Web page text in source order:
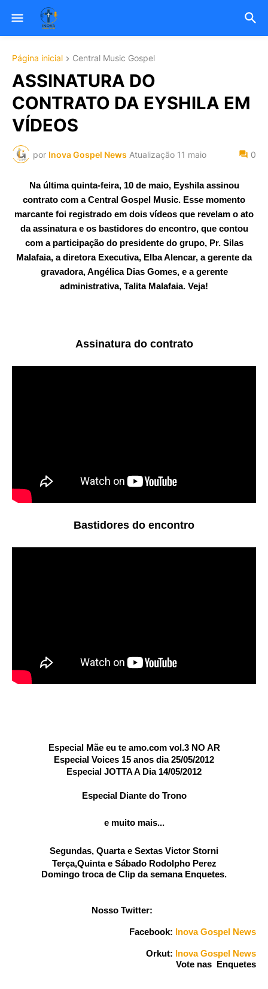
Página inicial Central Music Gospel
ASSINATURA DO
CONTRATO DA EYSHILA EM
VÍDEOS
por Inova Gospel News Atualização 11 maio 0
Na última quinta-feira, 10 de maio, Eyshila assinou
contrato com a Central Gospel Music. Esse momento
marcante foi registrado em dois vídeos que revelam o ato
da assinaturae os bastidores do encontro, que contou
com a participação do presidente do grupo, Pr. Silas
Malafaia, a diretora Executiva, Elba Alencar, a gerente da
gravadora, Angélica Dias Gomes, e a gerente
administrativa, Talita Malafaia. Veja!
Assinatura do contrato
Bastidores do encontro
Especial Mãe eu te amo.com vol.3 NO AR
Especial Voices 15 anos dia 25/05/2012
Especial JOTTA A Dia 14/05/2012
Especial Diante do Trono
e muito mais...
Segundas, Quarta e Sextas Victor Storni
Terça,Quinta e Sábado Rodolpho Perez
Domingo troca de Clip da semana Enquetes.
Nosso Twitter:
Facebook: Inova Gospel News
Orkut: Inova Gospel News
Vote nas Enquetes